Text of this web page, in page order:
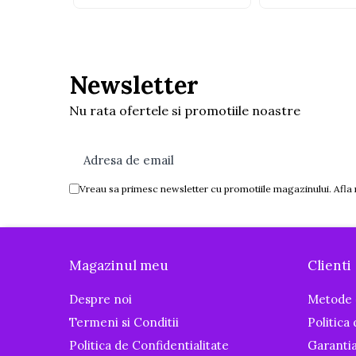
Halate de baie
Aspiratoare nazale si filtre
Perii pentru biberoane si tetine
Scutece si accesorii
Newsletter
Nu rata ofertele si promotiile noastre
Vreau sa primesc newsletter cu promotiile magazinului. Afla
Magazinul meu
Despre noi
Termeni si Conditii
Politica de Confidentialitate
Clienti
Metode
Politica